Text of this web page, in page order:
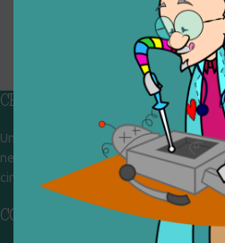
CHI SIAMO
Un gruppo di volontari che sognano di
nel frattempo ricevono in dono
circolazione. Operiamo per
CONTATTI